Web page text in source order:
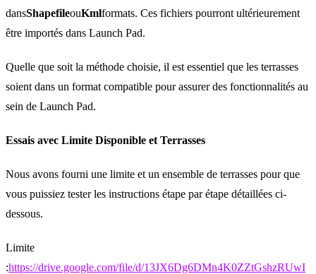
dansShapefileouKmlformats. Ces fichiers pourront ultérieurement
être importés dans Launch Pad.
Quelle que soit la méthode choisie, il est essentiel que les terrasses
soient dans un format compatible pour assurer des fonctionnalités au
sein de Launch Pad.
Essais avec Limite Disponible et Terrasses
Nous avons fourni une limite et un ensemble de terrasses pour que
vous puissiez tester les instructions étape par étape détaillées ci-
dessous.
Limite
:https://drive.google.com/file/d/13JX6Dg6DMn4K0ZZtGshzRUwI